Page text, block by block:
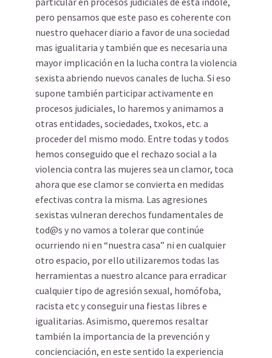
pero pensamos que este paso es coherente con
nuestro quehacer diario a favor de una sociedad
mas igualitaria y también que es necesaria una
mayor implicación en la lucha contra la violencia
sexista abriendo nuevos canales de lucha. Si eso
supone también participar activamente en
procesos judiciales, lo haremos y animamos a
otras entidades, sociedades, txokos, etc. a
proceder del mismo modo. Entre todas y todos
hemos conseguido que el rechazo social a la
violencia contra las mujeres sea un clamor, toca
ahora que ese clamor se convierta en medidas
efectivas contra la misma. Las agresiones
sexistas vulneran derechos fundamentales de
tod@s y no vamos a tolerar que continúe
ocurriendo ni en “nuestra casa” ni en cualquier
otro espacio, por ello utilizaremos todas las
herramientas a nuestro alcance para erradicar
cualquier tipo de agresión sexual, homófoba,
racista etc y conseguir una fiestas libres e
igualitarias. Asimismo, queremos resaltar
también la importancia de la prevención y
concienciación, en este sentido la experiencia